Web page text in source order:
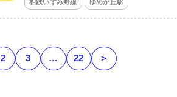
相鉄いずみ野線 ゆめが丘駅
2 3 … 22 ＞